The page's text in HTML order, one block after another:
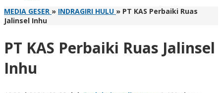
MEDIA GESER » INDRAGIRI HULU » PT KAS Perbaiki Ruas
Jalinsel Inhu
PT KAS Perbaiki Ruas Jalinsel
Inhu